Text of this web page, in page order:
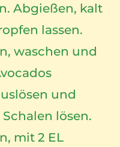
Abgießen, kalt
lassen.
waschen und
und
lösen.
mit 2 EL